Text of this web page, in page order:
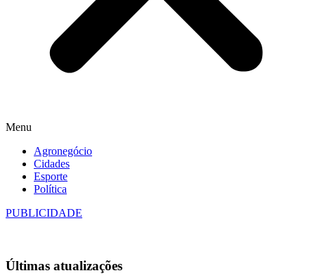
Menu
Agronegócio
Cidades
Esporte
Política
PUBLICIDADE
Últimas atualizações